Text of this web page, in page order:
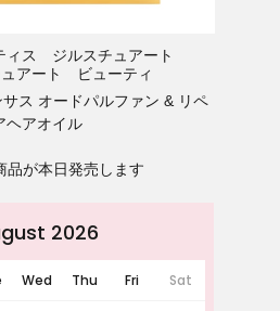
ィス ジルスチュアート
ュアート ビューティ
ス オードパルファン & リペ
ヘアオイル
品が本日発売します
2026
Wed Thu Fri Sat